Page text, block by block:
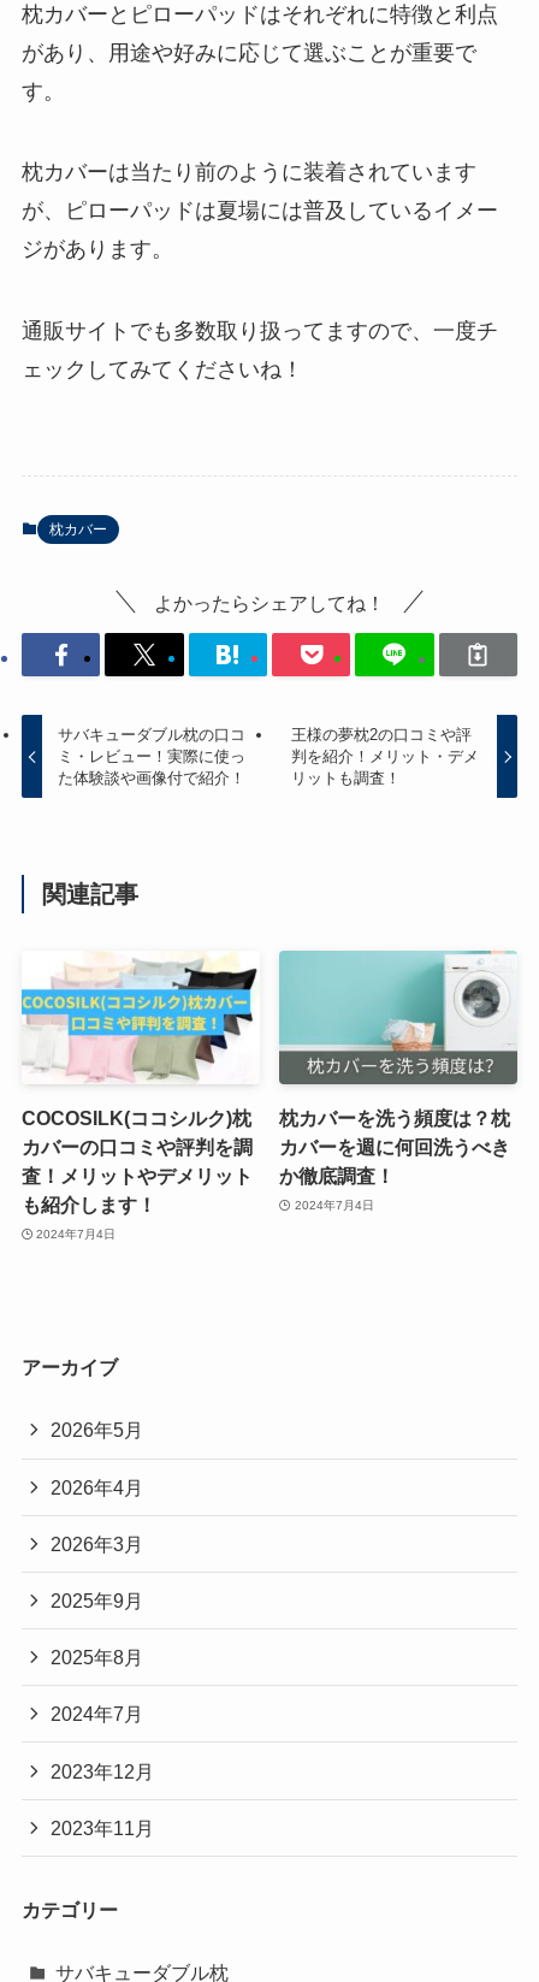
枕カバーとピローパッドはそれぞれに特徴と利点
があり、用途や好みに応じて選ぶことが重要で
す。
枕カバーは当たり前のように装着されています
が、ピローパッドは夏場には普及しているイメー
ジがあります。
通販サイトでも多数取り扱ってますので、一度チ
ェックしてみてくださいね！
枕カバー
よかったらシェアしてね！
サバキューダブル枕の口コ
ミ・レビュー！実際に使っ
た体験談や画像付で紹介！
王様の夢枕2の口コミや評
判を紹介！メリット・デメ
リットも調査！
関連記事
COCOSILK(ココシルク)枕
カバーの口コミや評判を調
査！メリットやデメリット
も紹介します！
2024年7月4日
枕カバーを洗う頻度は？枕
カバーを週に何回洗うべき
か徹底調査！
2024年7月4日
アーカイブ
2026年5月
2026年4月
2026年3月
2025年9月
2025年8月
2024年7月
2023年12月
2023年11月
カテゴリー
サバキューダブル枕